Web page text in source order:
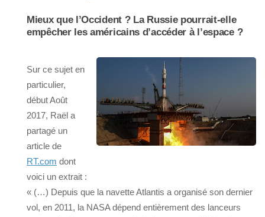
Mieux que l’Occident ? La Russie pourrait-elle
empêcher les américains d’accéder à l’espace ?
Sur ce sujet en
particulier,
début Août
2017, Raël a
partagé un
article de
RT.com dont
voici un extrait :
« (…) Depuis que la navette Atlantis a organisé son dernier
vol, en 2011, la NASA dépend entièrement des lanceurs